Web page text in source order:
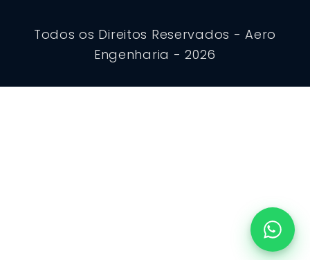
Todos os Direitos Reservados - Aero
Engenharia - 2026